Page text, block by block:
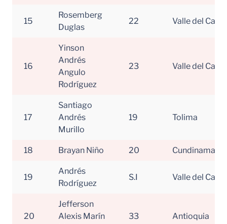
15
Rosemberg
Duglas
22 Valle del
16
Yinson
Andrés
Angulo
Rodríguez
23 Valle del
17
Santiago
Andrés
Murillo
19 Tolima
18 Brayan Niño 20
19
Andrés
Rodríguez
S.I Valle del
20
Jefferson
Alexis Marín
33 Antioquia